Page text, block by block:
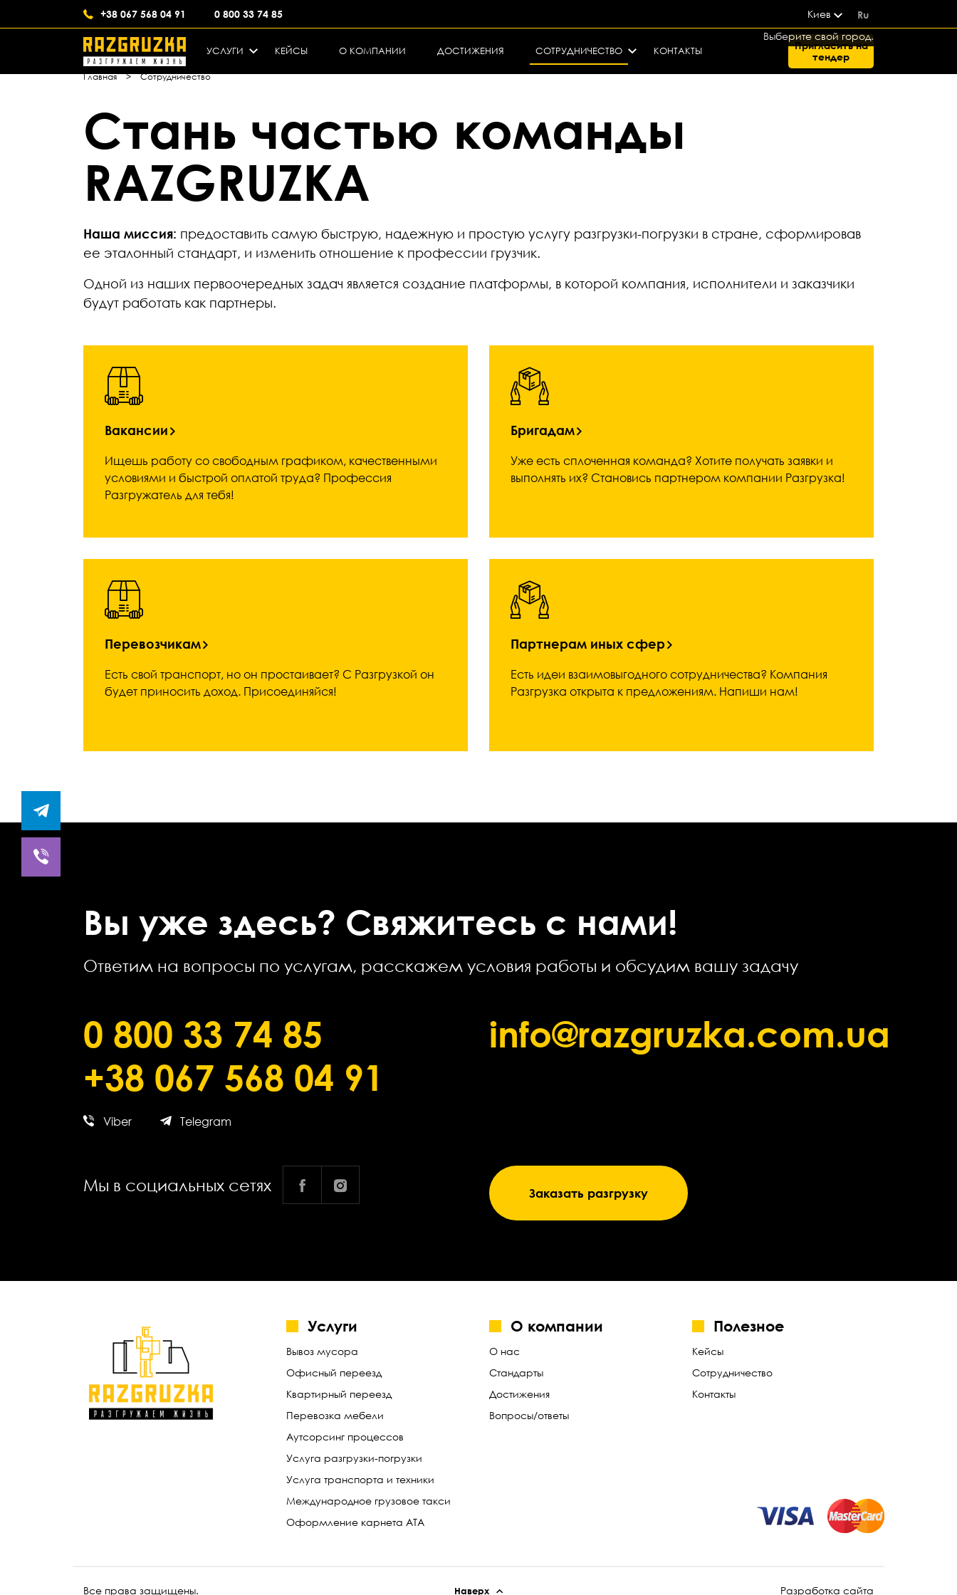
+38 067 568 04 91 0 800 33 74 85 Киев Ru
УСЛУГИ КЕЙСЫ О КОМПАНИИ ДОСТИЖЕНИЯ СОТРУДНИЧЕСТВО КОНТАКТЫ
Пригласить на
тендер
Главная > Сотрудничество
Стань частью команды
RAZGRUZKA
Наша миссия: предоставить самую быструю, надежную и простую услугу разгрузки-погрузки в стране, сформировав
ее эталонный стандарт, и изменить отношение к профессии грузчик.
Одной из наших первоочередных задач является создание платформы, в которой компания, исполнители и заказчики
будут работать как партнеры.
Вакансии
Ищешь работу со свободным графиком, качественными
условиями и быстрой оплатой труда? Профессия
Разгружатель для тебя!
Бригадам
Уже есть сплоченная команда? Хотите получать заявки и
выполнять их? Становись партнером компании Разгрузка!
Перевозчикам
Есть свой транспорт, но он простаивает? С Разгрузкой он
будет приносить доход. Присоединяйся!
Партнерам иных сфер
Есть идеи взаимовыгодного сотрудничества? Компания
Разгрузка открыта к предложениям. Напиши нам!
Вы уже здесь? Свяжитесь с нами!
Ответим на вопросы по услугам, расскажем условия работы и обсудим вашу задачу
0 800 33 74 85
+38 067 568 04 91
Viber Telegram
info@razgruzka.com.ua
Мы в социальных сетях Заказать разгрузку
Услуги
Вывоз мусора
Офисный переезд
Квартирный переезд
Перевозка мебели
Аутсорсинг процессов
Услуга разгрузки-погрузки
Услуга транспорта и техники
Международное грузовое такси
Оформление карнета АТА
О компании
О нас
Стандарты
Достижения
Вопросы/ответы
Полезное
Кейсы
Сотрудничество
Контакты
Наверх
Все права защищены. Разработка сайта
Выберите свой город.